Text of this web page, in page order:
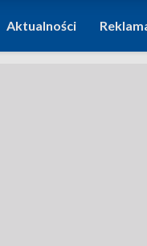
Aktualności